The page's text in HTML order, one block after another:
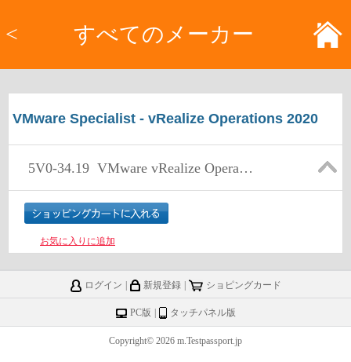
< すべてのメーカー
VMware Specialist - vRealize Operations 2020
5V0-34.19 VMware vRealize Operations 7.5
お気に入りに追加
ログイン 新規登録 ショピングカード
PC版 タッチパネル版
Copyright© 2026 m.Testpassport.jp